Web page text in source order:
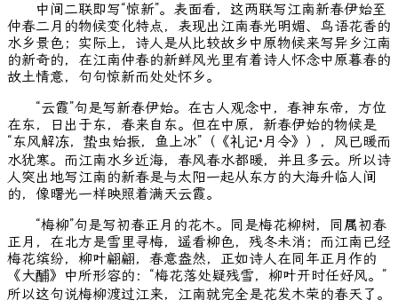
中间二联即写“惊新”。表面看，这两联写江南新春伊始至
仲春二月的物候变化特点，表现出江南春光明媚、鸟语花香的
水乡景色；实际上，诗人是从比较故乡中原物候来写异乡江南
的新奇的，在江南仲春的新鲜风光里有着诗人怀念中原暮春的
故土情意，句句惊新而处处怀乡。
“云霞”句是写新春伊始。在古人观念中，春神东帝，方位
在东，日出于东，春来自东。但在中原，新春伊始的物候是
“东风解冻，蛰虫始振，鱼上冰”（《礼记·月令》），风已暖而
水犹寒。而江南水乡近海，春风春水都暖，并且多云。所以诗
人突出地写江南的新春是与太阳一起从东方的大海升临人间
的，像曙光一样映照着满天云霞。
“梅柳”句是写初春正月的花木。同是梅花柳树，同属初春
正月，在北方是雪里寻梅，遥看柳色，残冬未消；而江南已经
梅花缤纷，柳叶翩翩，春意盎然，正如诗人在同年正月作的
《大酺》中所形容的：“梅花落处疑残雪，柳叶开时任好风。”
所以这句说梅柳渡过江来，江南就完全是花发木荣的春天了。